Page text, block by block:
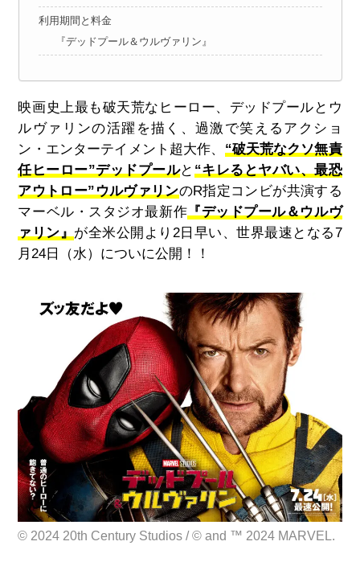
利用期間と料金
『デッドプール＆ウルヴァリン』
映画史上最も破天荒なヒーロー、デッドプールとウ
ルヴァリンの活躍を描く、過激で笑えるアクショ
ン・エンターテイメント超大作、 “破天荒なクソ無責
任ヒーロー”デッドプールと “キレるとヤバい、最恐
アウトロー”ウルヴァリンのR指定コンビが共演する
マーベル・スタジオ最新作『デッドプール＆ウルヴ
ァリン』が全米公開より2日早い、世界最速となる7
月24日（水）についに公開！！
© 2024 20th Century Studios / © and ™ 2024 MARVEL.